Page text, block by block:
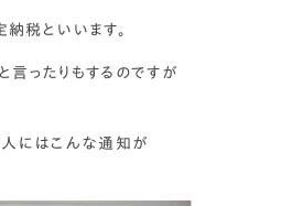
税といいます。
ったりもするのですが
にはこんな通知が